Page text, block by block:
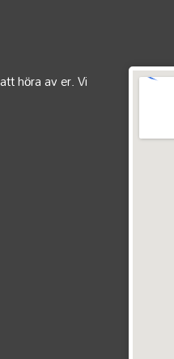
höra av er. Vi